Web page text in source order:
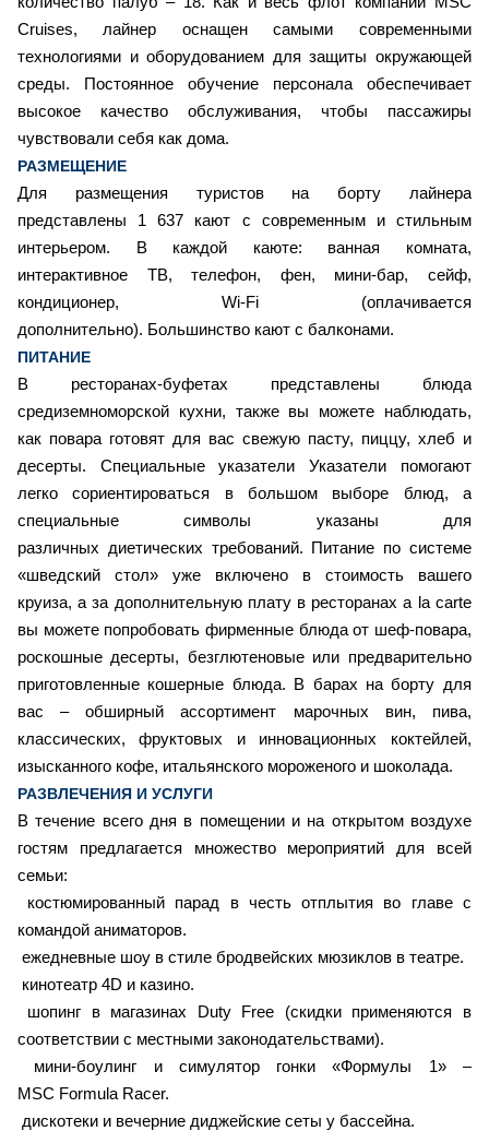
Cruises, лайнер оснащен самыми современными
технологиями и оборудованием для защиты окружающей
среды. Постоянное обучение персонала обеспечивает
высокое качество обслуживания, чтобы пассажиры
чувствовали себя как дома.
РАЗМЕЩЕНИЕ
Для размещения туристов на борту лайнера
представлены 1 637 кают с современным и стильным
интерьером. В каждой каюте: ванная комната,
интерактивное ТВ, телефон, фен, мини-бар, сейф,
кондиционер, Wi-Fi (оплачивается
дополнительно). Большинство кают с балконами.
ПИТАНИЕ
В ресторанах-буфетах представлены блюда
средиземноморской кухни, также вы можете наблюдать,
как повара готовят для вас свежую пасту, пиццу, хлеб и
десерты. Специальные указатели Указатели помогают
легко сориентироваться в большом выборе блюд, а
специальные символы указаны для
различных диетических требований. Питание по системе
«шведский стол» уже включено в стоимость вашего
круиза, а за дополнительную плату в ресторанах a la carte
вы можете попробовать фирменные блюда от шеф-повара,
роскошные десерты, безглютеновые или предварительно
приготовленные кошерные блюда. В барах на борту для
вас – обширный ассортимент марочных вин, пива,
классических, фруктовых и инновационных коктейлей,
изысканного кофе, итальянского мороженого и шоколада.
РАЗВЛЕЧЕНИЯ И УСЛУГИ
В течение всего дня в помещении и на открытом воздухе
гостям предлагается множество мероприятий для всей
семьи:
костюмированный парад в честь отплытия во главе с
командой аниматоров.
ежедневные шоу в стиле бродвейских мюзиклов в театре.
кинотеатр 4D и казино.
шопинг в магазинах Duty Free (скидки применяются в
соответствии с местными законодательствами).
мини-боулинг и симулятор гонки «Формулы 1» –
MSC Formula Racer.
дискотеки и вечерние диджейские сеты у бассейна.